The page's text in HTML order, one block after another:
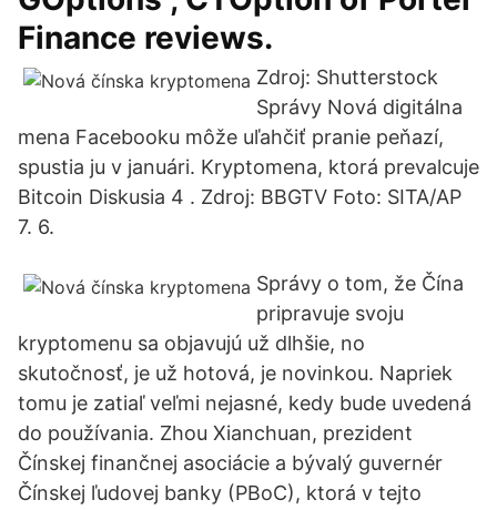
Finance reviews.
Zdroj: Shutterstock
Správy Nová digitálna
mena Facebooku môže uľahčiť pranie peňazí,
spustia ju v januári. Kryptomena, ktorá prevalcuje
Bitcoin Diskusia 4 . Zdroj: BBGTV Foto: SITA/AP
7. 6.
Správy o tom, že Čína
pripravuje svoju
kryptomenu sa objavujú už dlhšie, no
skutočnosť, je už hotová, je novinkou. Napriek
tomu je zatiaľ veľmi nejasné, kedy bude uvedená
do používania. Zhou Xianchuan, prezident
Čínskej finančnej asociácie a bývalý guvernér
Čínskej ľudovej banky (PBoC), ktorá v tejto